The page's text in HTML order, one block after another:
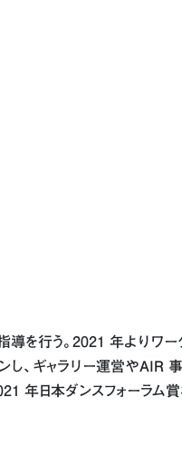
を行う。2021 年よりワー
し、ギャラリー運営やAIR
年日本ダンスフォーラム